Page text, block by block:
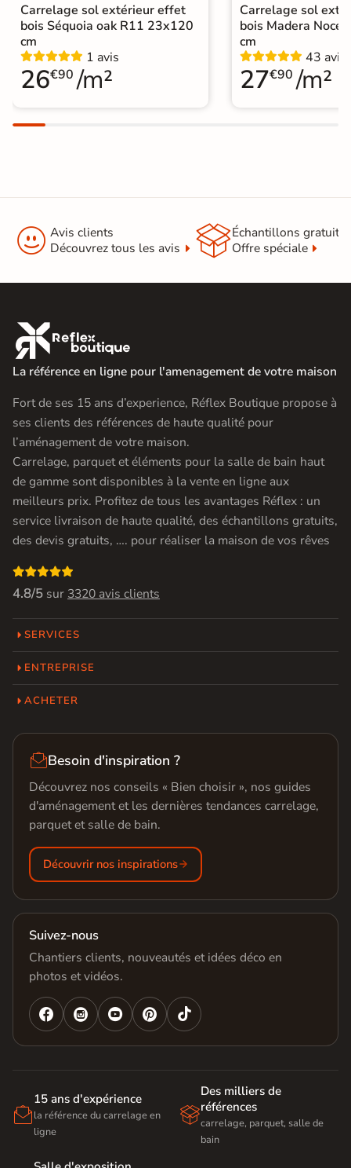
Carrelage sol extérieur effet
bois Séquoia oak R11 23x120
cm
1 avis
26€90 /m²
Carrelage sol
bois Madera Noce
cm
43 avis
27€90 /m²
 Avis clients
Découvrez tous les avis
Échantillons gratuit
Offre spéciale

La référence en ligne pour l'amenagement de votre maison
Fort de ses 15 ans d’experience, Réflex Boutique propose à
ses clients des références de haute qualité pour
l’aménagement de votre maison.
Carrelage, parquet et éléments pour la salle de bain haut
de gamme sont disponibles à la vente en ligne aux
meilleurs prix. Profitez de tous les avantages Réflex : un
service livraison de haute qualité, des échantillons gratuits,
des devis gratuits, …. pour réaliser la maison de vos rêves

4.8/5 sur 3320 avis clients
SERVICES
ENTREPRISE
ACHETER
Besoin d'inspiration ?
Découvrez nos conseils « Bien choisir », nos guides
d'aménagement et les dernières tendances carrelage,
parquet et salle de bain.
Découvrir nos inspirations
Suivez-nous
Chantiers clients, nouveautés et idées déco en
photos et vidéos.
   

15 ans d'expérience
la référence du carrelage en
ligne

Des milliers de
références
carrelage, parquet, salle de
bain